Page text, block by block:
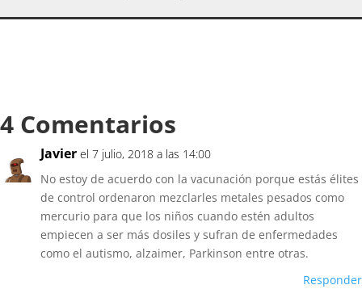
4 Comentarios
Javier el 7 julio, 2018 a las 14:00
No estoy de acuerdo con la vacunación porque estás élites
de control ordenaron mezclarles metales pesados como
mercurio para que los niños cuando estén adultos
empiecen a ser más dosiles y sufran de enfermedades
como el autismo, alzaimer, Parkinson entre otras.
Responder